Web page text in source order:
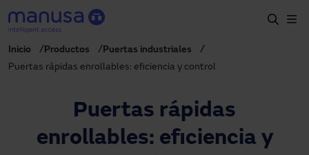
Pasar al contenido principal
Prescripción
Inicio Productos
Puertas industriales
Puertas rápidas enrollables: eficiencia y control
Puertas rápidas
enrollables: eficiencia y